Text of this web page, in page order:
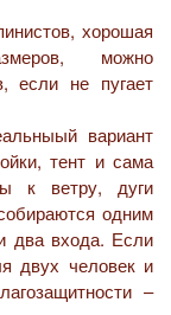
хорошая
можно
если не пугает
вариант
тент и сама
к ветру, дуги
одним
два входа. Если
двух человек и
–